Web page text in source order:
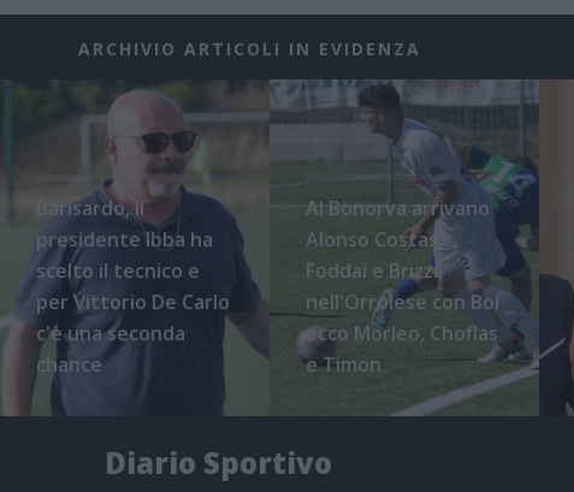
ARCHIVIO ARTICOLI IN EVIDENZA
Barisardo, il
presidente Ibba ha
scelto il tecnico e
per Vittorio De Carlo
c'è una seconda
chance
Al Bonorva arrivano
Alonso Costas,
Foddai e Brizzi,
nell'Orrolese con Boi
ecco Morleo, Choflas
e Timon
Diario Sportivo